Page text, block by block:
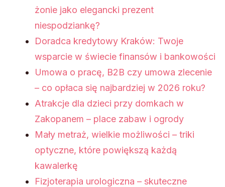
żonie jako elegancki prezent
niespodziankę?
Doradca kredytowy Kraków: Twoje
wsparcie w świecie finansów i bankowości
Umowa o pracę, B2B czy umowa zlecenie
– co opłaca się najbardziej w 2026 roku?
Atrakcje dla dzieci przy domkach w
Zakopanem – place zabaw i ogrody
Mały metraż, wielkie możliwości – triki
optyczne, które powiększą każdą
kawalerkę
Fizjoterapia urologiczna – skuteczne